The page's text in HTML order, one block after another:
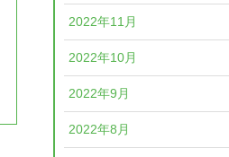
2022年11月
2022年10月
2022年9月
2022年8月